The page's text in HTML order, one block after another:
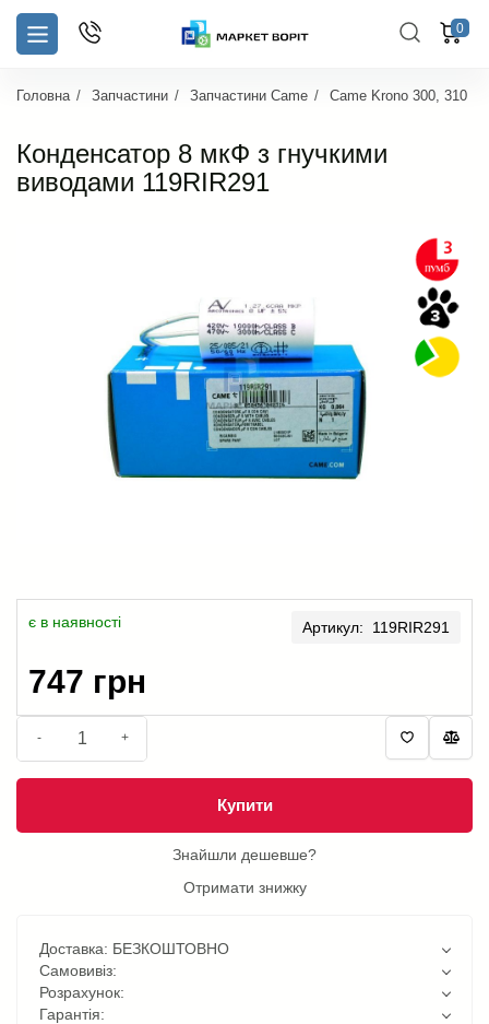
0
Головна Запчастини Запчастини Came Came Krono 300, 310
Конденсатор 8 мкФ з гнучкими
виводами 119RIR291
є в наявності Артикул: 119RIR291
747 грн
- +
Купити
Знайшли дешевше?
Отримати знижку
Доставка: БЕЗКОШТОВНО
Самовивіз:
Розрахунок:
Гарантія: